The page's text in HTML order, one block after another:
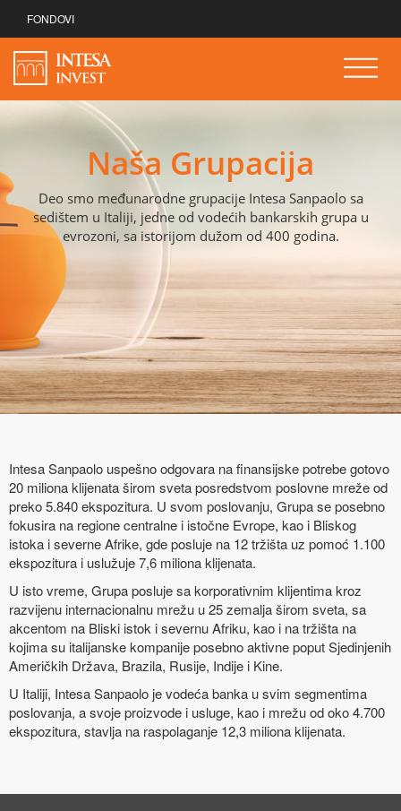
FONDOVI
Naša Grupacija
Deo smo međunarodne grupacije Intesa Sanpaolo sa
sedištem u Italiji, jedne od vodećih bankarskih grupa u
evrozoni, sa istorijom dužom od 400 godina.
Intesa Sanpaolo uspešno odgovara na finansijske potrebe gotovo
20 miliona klijenata širom sveta posredstvom poslovne mreže od
preko 5.840 ekspozitura. U svom poslovanju, Grupa se posebno
fokusira na regione centralne i istočne Evrope, kao i Bliskog
istoka i severne Afrike, gde posluje na 12 tržišta uz pomoć 1.100
ekspozitura i uslužuje 7,6 miliona klijenata.
U isto vreme, Grupa posluje sa korporativnim klijentima kroz
razvijenu internacionalnu mrežu u 25 zemalja širom sveta, sa
akcentom na Bliski istok i severnu Afriku, kao i na tržišta na
kojima su italijanske kompanije posebno aktivne poput Sjedinjenih
Američkih Država, Brazila, Rusije, Indije i Kine.
U Italiji, Intesa Sanpaolo je vodeća banka u svim segmentima
poslovanja, a svoje proizvode i usluge, kao i mrežu od oko 4.700
ekspozitura, stavlja na raspolaganje 12,3 miliona klijenata.